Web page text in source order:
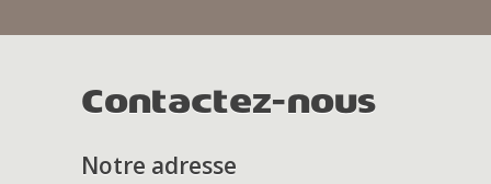
Contactez-nous
Notre adresse